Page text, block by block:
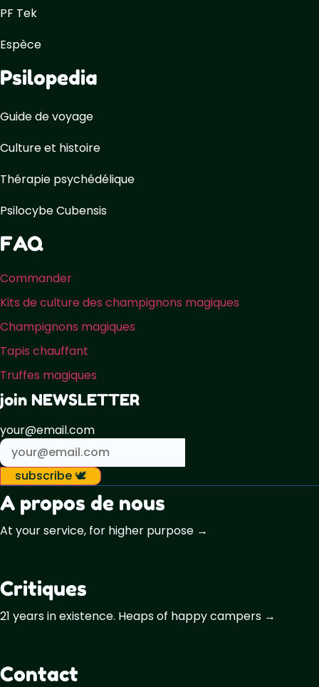
PF Tek
Espèce
Psilopedia
Guide de voyage
Culture et histoire
Thérapie psychédélique
Psilocybe Cubensis
FAQ
Commander
Kits de culture des champignons magiques
Champignons magiques
Tapis chauffant
Truffes magiques
join NEWSLETTER
your@email.com
subscribe 🕊️
A propos de nous
At your service, for higher purpose →
Critiques
21 years in existence. Heaps of happy campers →
Contact